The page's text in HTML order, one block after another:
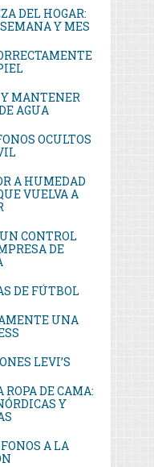
DEL HOGAR:
Y MES
MANTENER
AGUA
OCULTOS
A HUMEDAD
VUELVA A
CONTROL
DE
DE FÚTBOL
UNA
LEVI’S
ROPA DE CAMA:
Y
A LA